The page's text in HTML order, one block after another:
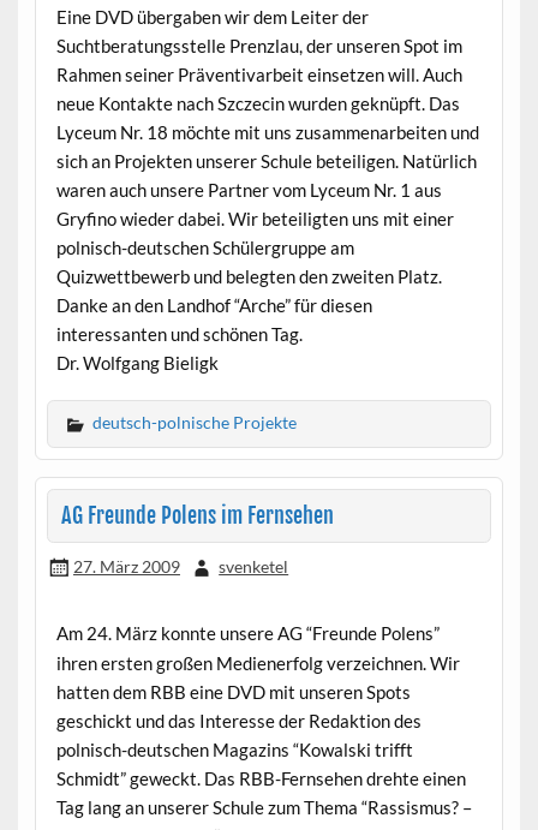
Eine DVD übergaben wir dem Leiter der
Suchtberatungsstelle Prenzlau, der unseren Spot im
Rahmen seiner Präventivarbeit einsetzen will. Auch
neue Kontakte nach Szczecin wurden geknüpft. Das
Lyceum Nr. 18 möchte mit uns zusammenarbeiten und
sich an Projekten unserer Schule beteiligen. Natürlich
waren auch unsere Partner vom Lyceum Nr. 1 aus
Gryfino wieder dabei. Wir beteiligten uns mit einer
polnisch-deutschen Schülergruppe am
Quizwettbewerb und belegten den zweiten Platz.
Danke an den Landhof “Arche” für diesen
interessanten und schönen Tag.
Dr. Wolfgang Bieligk
deutsch-polnische Projekte
AG Freunde Polens im Fernsehen
27. März 2009 svenketel
Am 24. März konnte unsere AG “Freunde Polens”
ihren ersten großen Medienerfolg verzeichnen. Wir
hatten dem RBB eine DVD mit unseren Spots
geschickt und das Interesse der Redaktion des
polnisch-deutschen Magazins “Kowalski trifft
Schmidt” geweckt. Das RBB-Fernsehen drehte einen
Tag lang an unserer Schule zum Thema “Rassismus? –